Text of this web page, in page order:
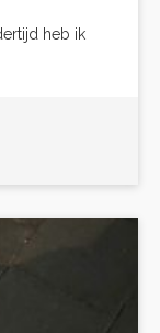
heb ik